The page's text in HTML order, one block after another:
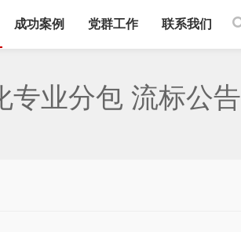
成功案例 党群工作 联系我们
专业分包 流标公告